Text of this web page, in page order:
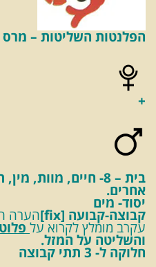
הפלנטות השליטות – מרס
+
בית – 8- חיים,
אחרים.
יסוד- מים
קבוצה-קבועה [fix] הערה
עקרב מומלץ לקרוא על
והשליטה על המזל.
חלוקה ל- 3 תתי קבוצה